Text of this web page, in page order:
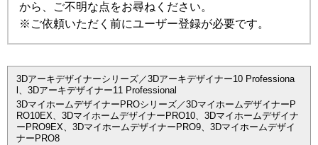
から、ご不明な点をお尋ねください。
※ご依頼いただく前にユーザー登録が必要です。
3Dアーキデザイナーシリーズ／3Dアーキデザイナー10 Professiona
l、3Dアーキデザイナー11 Professional
3DマイホームデザイナーPROシリーズ／3DマイホームデザイナーP
RO10EX、3DマイホームデザイナーPRO10、3Dマイホームデザイナ
ーPRO9EX、3DマイホームデザイナーPRO9、3Dマイホームデザイ
ナーPRO8